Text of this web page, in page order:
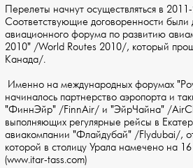
Перелеты начнут осуществляться в
Соответствующие договоренности были
авиационного форума по развитию
2010" /World Routes 2010/, который
Канада/.
Именно на международных форумах
начиналось партнерство аэропорта и
"ФиннЭйр" /FinnAir/ и "ЭйрЧайна" /
выполняющих регулярные рейсы в
авиакомпании "Флайдубай" /Flydubai/,
которой в столицу Урала намечено на 16
(www.itar-tass.com)